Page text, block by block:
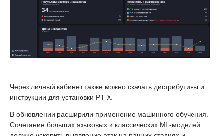
Через личный кабинет также можно скачать дистрибутивы и
инструкции для установки PT X.
В обновлении расширили применение машинного обучения.
Сочетание больших языковых и классических ML-моделей